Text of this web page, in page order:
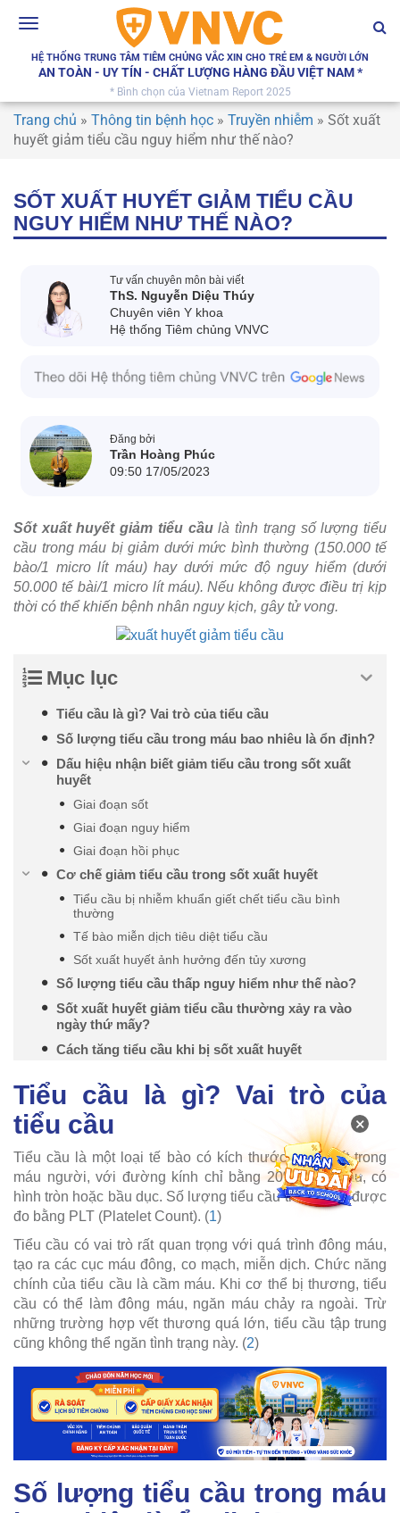
Toggle
HỆ THỐNG TRUNG TÂM TIÊM CHỦNG VẮC XIN CHO TRẺ EM & NGƯỜI LỚN
AN TOÀN - UY TÍN - CHẤT LƯỢNG HÀNG ĐẦU VIỆT NAM *
* Bình chọn của Vietnam Report 2025
Trang chủ » Thông tin bệnh học » Truyền nhiễm » Sốt xuất
huyết giảm tiểu cầu nguy hiểm như thế nào?
SỐT XUẤT HUYẾT GIẢM TIỂU CẦU
NGUY HIỂM NHƯ THẾ NÀO?
Tư vấn chuyên môn bài viết
ThS. Nguyễn Diệu Thúy
Chuyên viên Y khoa
Hệ thống Tiêm chủng VNVC
Đăng bởi
Trần Hoàng Phúc
09:50 17/05/2023
Sốt xuất huyết giảm tiểu cầulà tình trạng số lượng tiểu
cầu trong máu bị giảm dưới mức bình thường (150.000 tế
bào/1 micro lít máu) hay dưới mức độ nguy hiểm (dưới
50.000 tế bài/1 micro lít máu). Nếu không được điều trị kịp
thời có thể khiến bệnh nhân nguy kịch, gây tử vong.
Mục lục
Tiểu cầu là gì? Vai trò của tiểu cầu
Số lượng tiểu cầu trong máu bao nhiêu là ổn định?
Dấu hiệu nhận biết giảm tiểu cầu trong sốt xuất
huyết
Giai đoạn sốt
Giai đoạn nguy hiểm
Giai đoạn hồi phục
Cơ chế giảm tiểu cầu trong sốt xuất huyết
Tiểu cầu bị nhiễm khuẩn giết chết tiểu cầu bình
thường
Tế bào miễn dịch tiêu diệt tiểu cầu
Sốt xuất huyết ảnh hưởng đến tủy xương
Số lượng tiểu cầu thấp nguy hiểm như thế nào?
Sốt xuất huyết giảm tiểu cầu thường xảy ra vào
ngày thứ mấy?
Cách tăng tiểu cầu khi bị sốt xuất huyết
Tiểu cầu là gì? Vai trò của
tiểu cầu
Tiểu cầu là một loại tế bào có kích thước nhỏ nhất trong
máu người, với đường kính chỉ bằng 20% hồng cầu, có
hình tròn hoặc bầu dục. Số lượng tiểu cầu trong máu được
đo bằng PLT (Platelet Count). (1)
Tiểu cầu có vai trò rất quan trọng với quá trình đông máu,
tạo ra các cục máu đông, co mạch, miễn dịch. Chức năng
chính của tiểu cầu là cầm máu. Khi cơ thể bị thương, tiểu
cầu có thể làm đông máu, ngăn máu chảy ra ngoài. Trừ
những trường hợp vết thương quá lớn, tiểu cầu tập trung
cũng không thể ngăn tình trạng này. (2)
Số lượng tiểu cầu trong máu
×